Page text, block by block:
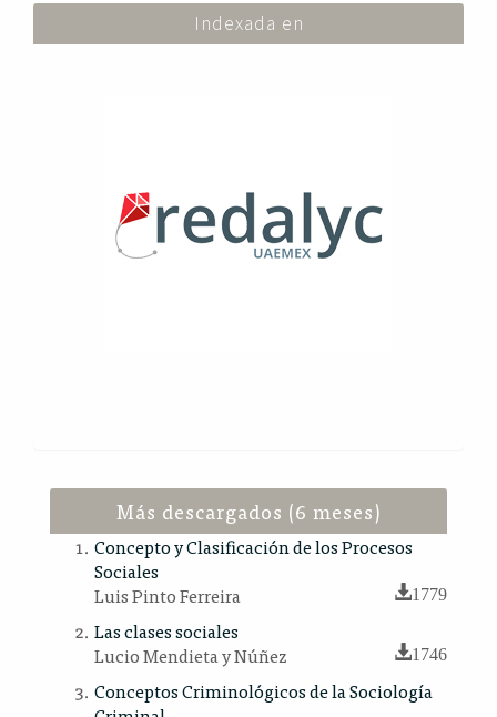
Indexada en
Más descargados (6 meses)
Concepto y Clasificación de los Procesos
Sociales
Luis Pinto Ferreira
1779
Las clases sociales
Lucio Mendieta y Núñez
1746
Conceptos Criminológicos de la Sociología